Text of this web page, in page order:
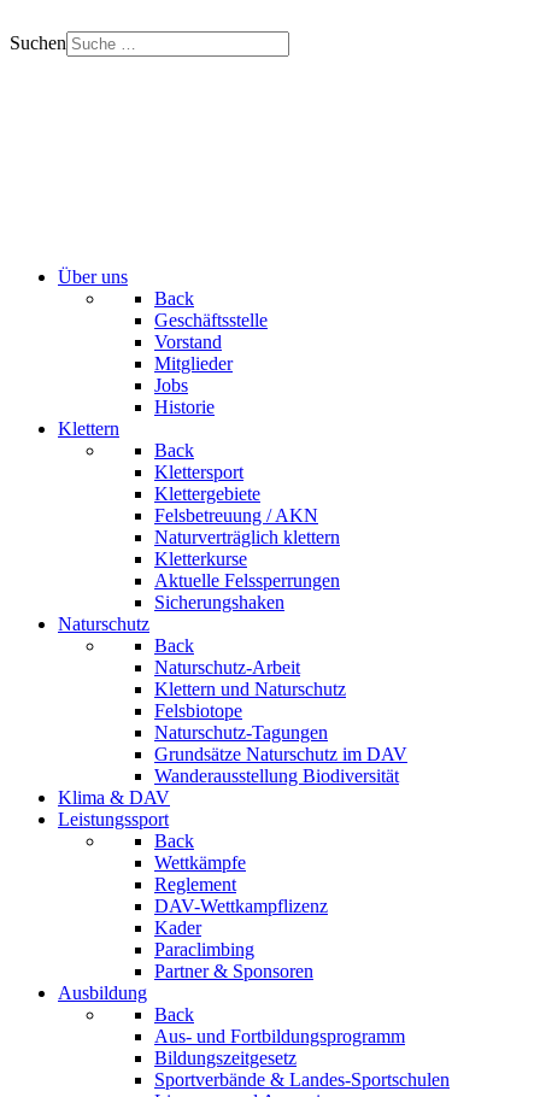
Suchen
Über uns
Back
Geschäftsstelle
Vorstand
Mitglieder
Jobs
Historie
Klettern
Back
Klettersport
Klettergebiete
Felsbetreuung / AKN
Naturverträglich klettern
Kletterkurse
Aktuelle Felssperrungen
Sicherungshaken
Naturschutz
Back
Naturschutz-Arbeit
Klettern und Naturschutz
Felsbiotope
Naturschutz-Tagungen
Grundsätze Naturschutz im DAV
Wanderausstellung Biodiversität
Klima & DAV
Leistungssport
Back
Wettkämpfe
Reglement
DAV-Wettkampflizenz
Kader
Paraclimbing
Partner & Sponsoren
Ausbildung
Back
Aus- und Fortbildungsprogramm
Bildungszeitgesetz
Sportverbände & Landes-Sportschulen